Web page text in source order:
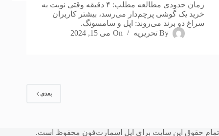
زمان حدودی مطالعه مطلب: ۴ دقیقه وقتی نوبت به
خرید یک گوشی پرچم‌دار می‌رسد، بیشتر کاربران
سراغ دو برند می‌روند: اپل و سامسونگ.
By تحریریه On می 15, 2024
بعدی
تمام حقوق این سایت برای اپل اسمارت‌فون محفوظ است.